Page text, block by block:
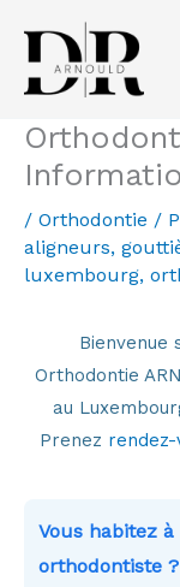
contenu
/ Orthodontie /
aligneurs,
luxembourg,
Bienvenue
Orthodontie
au
Prenez
Vous habitez
orthodontiste ?